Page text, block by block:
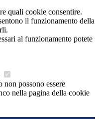
quali cookie consentire.
il funzionamento della
al funzionamento potete
possono essere
nella pagina della cookie